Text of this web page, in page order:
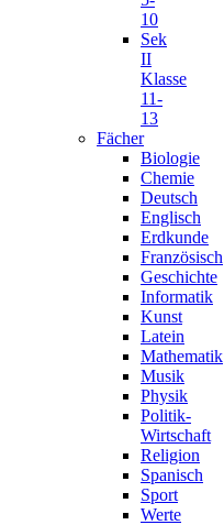
10
Sek
II
Klasse
11-
13
Fächer
Biologie
Chemie
Deutsch
Englisch
Erdkunde
Französisch
Geschichte
Informatik
Kunst
Latein
Mathematik
Musik
Physik
Politik-
Wirtschaft
Religion
Spanisch
Sport
Werte